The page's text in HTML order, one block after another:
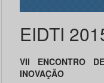
EIDTI
VII ENCONTRO
INOVAÇÃO